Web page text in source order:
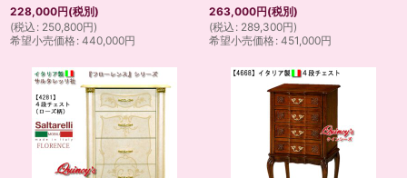
228,000円(税別)
(税込 : 250,800円)
希望小売価格: 440,000円
263,000円(税別)
(税込 : 289,300円)
希望小売価格: 451,000円